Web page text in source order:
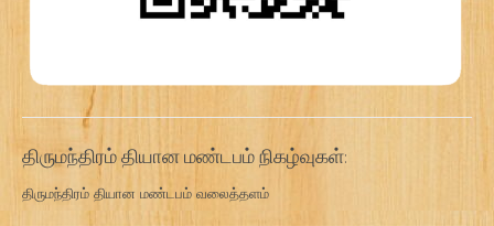
திருமந்திரம் தியான மண்டபம் நிகழ்வுகள்:
திருமந்திரம் தியான மண்டபம் வலைத்தளம்